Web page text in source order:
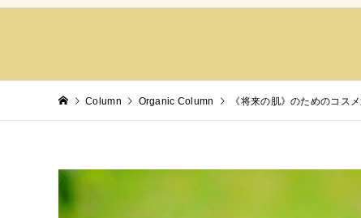
Column Organic Column 《将来の肌》のためのコス